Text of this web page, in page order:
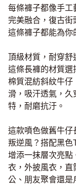
每條褲子都像手工
完美融合，復古街
這條褲子都能為你
頂級材質，耐穿舒
這條長褲的材質選
棉質混紡斜紋牛仔
滑，吸汗透氣，久
特，耐磨抗汙。
這款噴色做舊牛仔
叛逆風？搭配黑色
增添一抹層次亮點
衣，外披風衣，直
公、朋友聚會還是